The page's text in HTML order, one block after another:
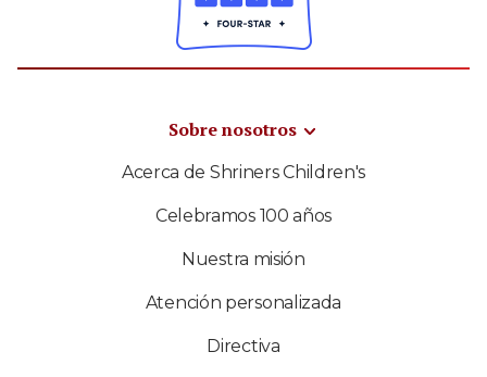
Sobre nosotros
Acerca de Shriners Children's
Celebramos 100 años
Nuestra misión
Atención personalizada
Directiva